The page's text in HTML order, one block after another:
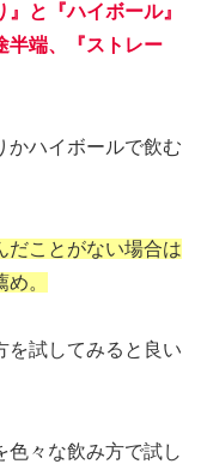
と『ハイボール』
半端、『ストレー
かハイボールで飲む
だことがない場合は
。
を試してみると良い
色々な飲み方で試し